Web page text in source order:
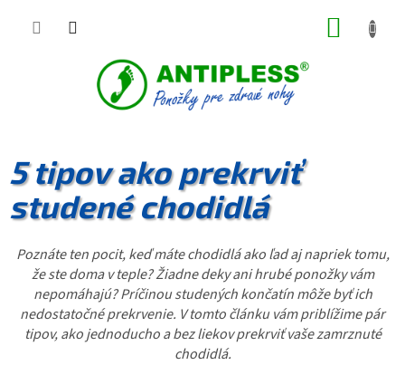
5 tipov ako prekrviť
studené chodidlá
Poznáte ten pocit, keď máte chodidlá ako ľad aj napriek tomu,
že ste doma v teple? Žiadne deky ani hrubé ponožky vám
nepomáhajú? Príčinou studených končatín môže byť ich
nedostatočné prekrvenie. V tomto článku vám priblížime pár
tipov, ako jednoducho a bez liekov prekrviť vaše zamrznuté
chodidlá.